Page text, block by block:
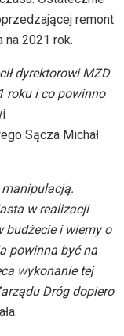
remont
na 2021 rok.
dyrektorowi MZD
roku i co powinno
Sącza Michał
manipulacją.
w realizacji
budżecie i wiemy o
powinna być na
wykonanie tej
Dróg dopiero